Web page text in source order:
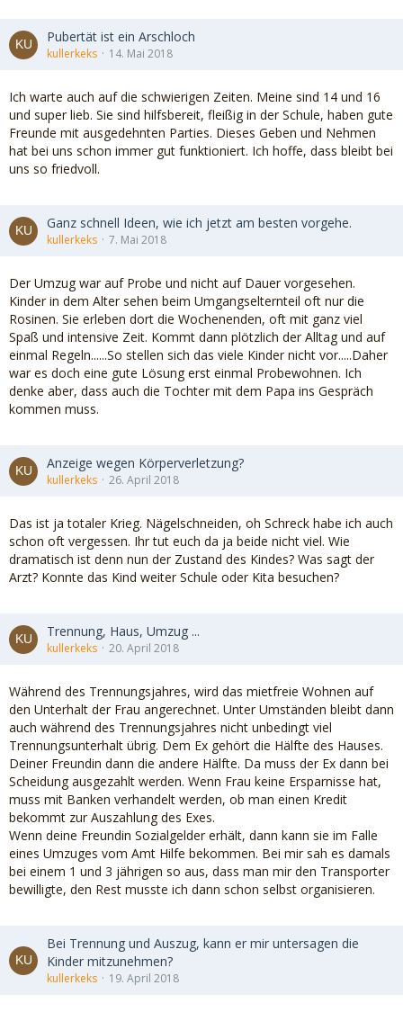
Pubertät ist ein Arschloch
kullerkeks 14. Mai 2018
Ich warte auch auf die schwierigen Zeiten. Meine sind 14 und 16
und super lieb. Sie sind hilfsbereit, fleißig in der Schule, haben gute
Freunde mit ausgedehnten Parties. Dieses Geben und Nehmen
hat bei uns schon immer gut funktioniert. Ich hoffe, dass bleibt bei
uns so friedvoll.
Ganz schnell Ideen, wie ich jetzt am besten vorgehe.
kullerkeks 7. Mai 2018
Der Umzug war auf Probe und nicht auf Dauer vorgesehen.
Kinder in dem Alter sehen beim Umgangselternteil oft nur die
Rosinen. Sie erleben dort die Wochenenden, oft mit ganz viel
Spaß und intensive Zeit. Kommt dann plötzlich der Alltag und auf
einmal Regeln......So stellen sich das viele Kinder nicht vor.....Daher
war es doch eine gute Lösung erst einmal Probewohnen. Ich
denke aber, dass auch die Tochter mit dem Papa ins Gespräch
kommen muss.
Anzeige wegen Körperverletzung?
kullerkeks 26. April 2018
Das ist ja totaler Krieg. Nägelschneiden, oh Schreck habe ich auch
schon oft vergessen. Ihr tut euch da ja beide nicht viel. Wie
dramatisch ist denn nun der Zustand des Kindes? Was sagt der
Arzt? Konnte das Kind weiter Schule oder Kita besuchen?
Trennung, Haus, Umzug ...
kullerkeks 20. April 2018
Während des Trennungsjahres, wird das mietfreie Wohnen auf
den Unterhalt der Frau angerechnet. Unter Umständen bleibt dann
auch während des Trennungsjahres nicht unbedingt viel
Trennungsunterhalt übrig. Dem Ex gehört die Hälfte des Hauses.
Deiner Freundin dann die andere Hälfte. Da muss der Ex dann bei
Scheidung ausgezahlt werden. Wenn Frau keine Ersparnisse hat,
muss mit Banken verhandelt werden, ob man einen Kredit
bekommt zur Auszahlung des Exes.
Wenn deine Freundin Sozialgelder erhält, dann kann sie im Falle
eines Umzuges vom Amt Hilfe bekommen. Bei mir sah es damals
bei einem 1 und 3 jährigen so aus, dass man mir den Transporter
bewilligte, den Rest musste ich dann schon selbst organisieren.
Bei Trennung und Auszug, kann er mir untersagen die
Kinder mitzunehmen?
kullerkeks 19. April 2018